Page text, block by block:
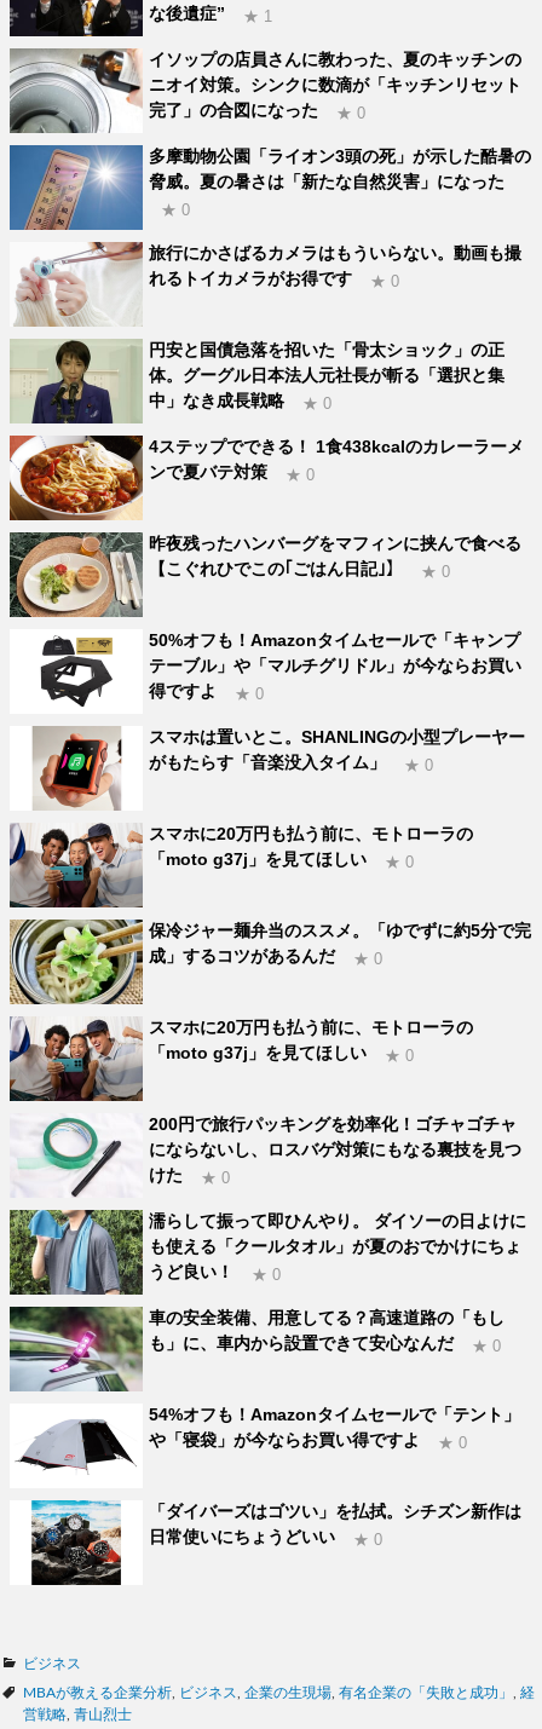
な後遺症”
★ 1
イソップの店員さんに教わった、夏のキッチンの
ニオイ対策。シンクに数滴が「キッチンリセット
完了」の合図になった
★ 0
多摩動物公園「ライオン3頭の死」が示した酷暑の
脅威。夏の暑さは「新たな自然災害」になった
★ 0
旅行にかさばるカメラはもういらない。動画も撮
れるトイカメラがお得です
★ 0
円安と国債急落を招いた「骨太ショック」の正
体。グーグル日本法人元社長が斬る「選択と集
中」なき成長戦略
★ 0
4ステップでできる！ 1食438kcalのカレーラーメ
ンで夏バテ対策
★ 0
昨夜残ったハンバーグをマフィンに挟んで食べる
【こぐれひでこの｢ごはん日記｣】
★ 0
50%オフも！Amazonタイムセールで「キャンプ
テーブル」や「マルチグリドル」が今ならお買い
得ですよ
★ 0
スマホは置いとこ。SHANLINGの小型プレーヤー
がもたらす「音楽没入タイム」
★ 0
スマホに20万円も払う前に、モトローラの
「moto g37j」を見てほしい
★ 0
保冷ジャー麺弁当のススメ。「ゆでずに約5分で完
成」するコツがあるんだ
★ 0
スマホに20万円も払う前に、モトローラの
「moto g37j」を見てほしい
★ 0
200円で旅行パッキングを効率化！ゴチャゴチャ
にならないし、ロスバゲ対策にもなる裏技を見つ
けた
★ 0
濡らして振って即ひんやり。 ダイソーの日よけに
も使える「クールタオル」が夏のおでかけにちょ
うど良い！
★ 0
車の安全装備、用意してる？高速道路の「もし
も」に、車内から設置できて安心なんだ
★ 0
54%オフも！Amazonタイムセールで「テント」
や「寝袋」が今ならお買い得ですよ
★ 0
「ダイバーズはゴツい」を払拭。シチズン新作は
日常使いにちょうどいい
★ 0
カ
テ
ゴ
ビジネス
タ
グ
MBAが教える企業分析 ビジネス 企業の生現場 有名企業の「失敗と成功」
経
営戦略 青山烈士